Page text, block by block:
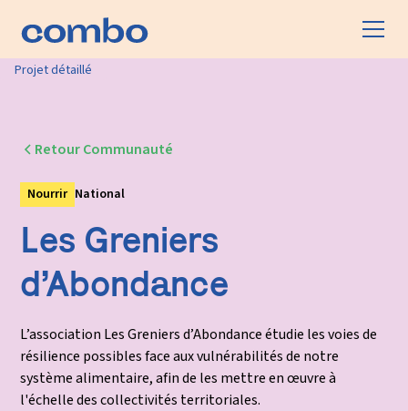
Projet détaillé
Retour Communauté
Nourrir National
Les Greniers
d’Abondance
L’association Les Greniers d’Abondance étudie les voies de
résilience possibles face aux vulnérabilités de notre
système alimentaire, afin de les mettre en œuvre à
l'échelle des collectivités territoriales.